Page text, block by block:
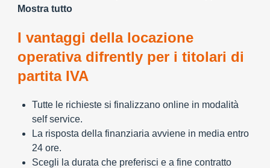
Mostra tutto
I vantaggi della locazione
operativa difrently per i titolari di
partita IVA
Tutte le richieste si finalizzano online in modalità
self service.
La risposta della finanziaria avviene in media entro
24 ore.
Scegli la durata che preferisci e a fine contratto